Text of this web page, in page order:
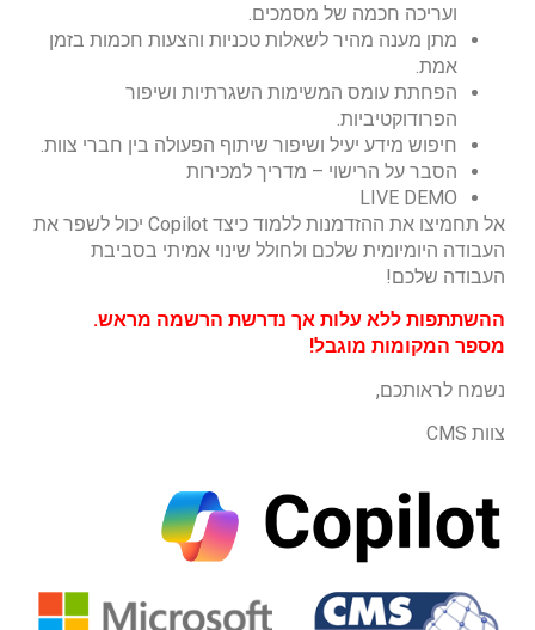
ועריכה חכמה של מסמכים.
מתן מענה מהיר לשאלות טכניות והצעות חכמות בזמן
אמת.
הפחתת עומס המשימות השגרתיות ושיפור
הפרודוקטיביות.
חיפוש מידע יעיל ושיפור שיתוף הפעולה בין חברי צוות.
הסבר על הרישוי – מדריך למכירות
LIVE DEMO
אל תחמיצו את ההזדמנות ללמוד כיצד Copilot יכול לשפר את
העבודה היומיומית שלכם ולחולל שינוי אמיתי בסביבת
העבודה שלכם!
ההשתתפות ללא עלות אך נדרשת הרשמה מראש.
מספר המקומות מוגבל!
נשמח לראותכם,
צוות CMS